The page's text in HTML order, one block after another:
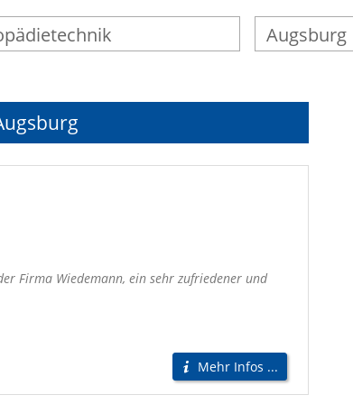
Firma Wiedemann, ein sehr zufriedener und
Mehr Infos ...